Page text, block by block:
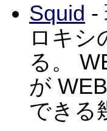
Squid -
ロキシ
る。
が
できる